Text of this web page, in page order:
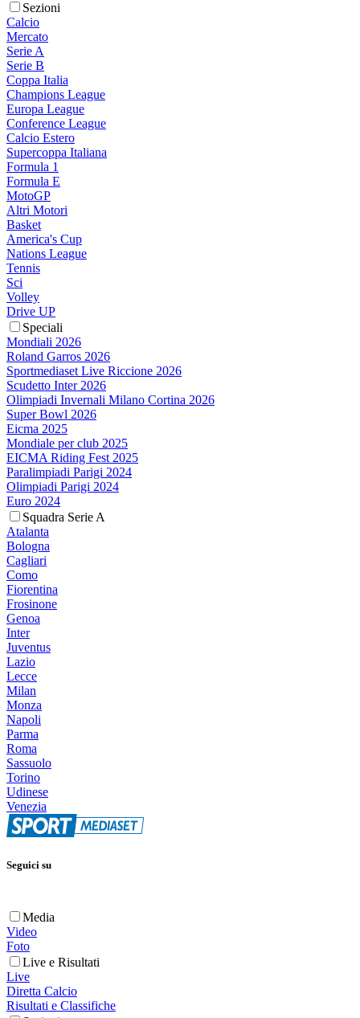
Sezioni
Calcio
Mercato
Serie A
Serie B
Coppa Italia
Champions League
Europa League
Conference League
Calcio Estero
Supercoppa Italiana
Formula 1
Formula E
MotoGP
Altri Motori
Basket
America's Cup
Nations League
Tennis
Sci
Volley
Drive UP
Speciali
Mondiali 2026
Roland Garros 2026
Sportmediaset Live Riccione 2026
Scudetto Inter 2026
Olimpiadi Invernali Milano Cortina 2026
Super Bowl 2026
Eicma 2025
Mondiale per club 2025
EICMA Riding Fest 2025
Paralimpiadi Parigi 2024
Olimpiadi Parigi 2024
Euro 2024
Squadra Serie A
Atalanta
Bologna
Cagliari
Como
Fiorentina
Frosinone
Genoa
Inter
Juventus
Lazio
Lecce
Milan
Monza
Napoli
Parma
Roma
Sassuolo
Torino
Udinese
Venezia
Seguici su
Media
Video
Foto
Live e Risultati
Live
Diretta Calcio
Risultati e Classifiche